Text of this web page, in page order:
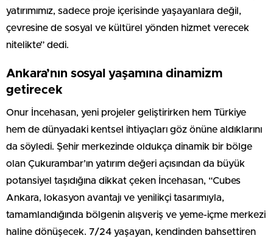
yatırımımız, sadece proje içerisinde yaşayanlara değil,
çevresine de sosyal ve kültürel yönden hizmet verecek
nitelikte” dedi.
Ankara’nın sosyal yaşamına dinamizm
getirecek
Onur İncehasan, yeni projeler geliştirirken hem Türkiye
hem de dünyadaki kentsel ihtiyaçları göz önüne aldıklarını
da söyledi. Şehir merkezinde oldukça dinamik bir bölge
olan Çukurambar’ın yatırım değeri açısından da büyük
potansiyel taşıdığına dikkat çeken İncehasan, “Cubes
Ankara, lokasyon avantajı ve yenilikçi tasarımıyla,
tamamlandığında bölgenin alışveriş ve yeme-içme merkezi
haline dönüşecek. 7/24 yaşayan, kendinden bahsettiren